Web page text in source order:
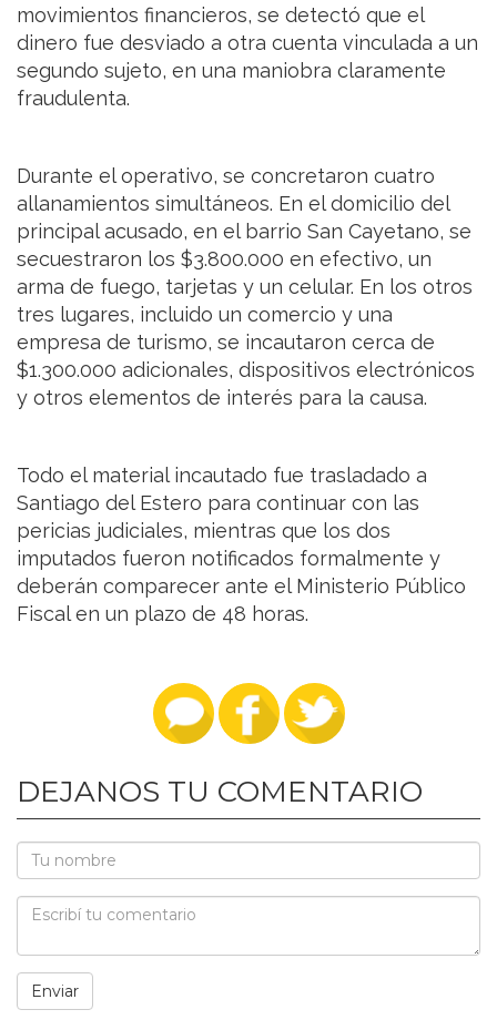
movimientos financieros, se detectó que el
dinero fue desviado a otra cuenta vinculada a un
segundo sujeto, en una maniobra claramente
fraudulenta.
Durante el operativo, se concretaron cuatro
allanamientos simultáneos. En el domicilio del
principal acusado, en el barrio San Cayetano, se
secuestraron los $3.800.000 en efectivo, un
arma de fuego, tarjetas y un celular. En los otros
tres lugares, incluido un comercio y una
empresa de turismo, se incautaron cerca de
$1.300.000 adicionales, dispositivos electrónicos
y otros elementos de interés para la causa.
Todo el material incautado fue trasladado a
Santiago del Estero para continuar con las
pericias judiciales, mientras que los dos
imputados fueron notificados formalmente y
deberán comparecer ante el Ministerio Público
Fiscal en un plazo de 48 horas.
DEJANOS TU COMENTARIO